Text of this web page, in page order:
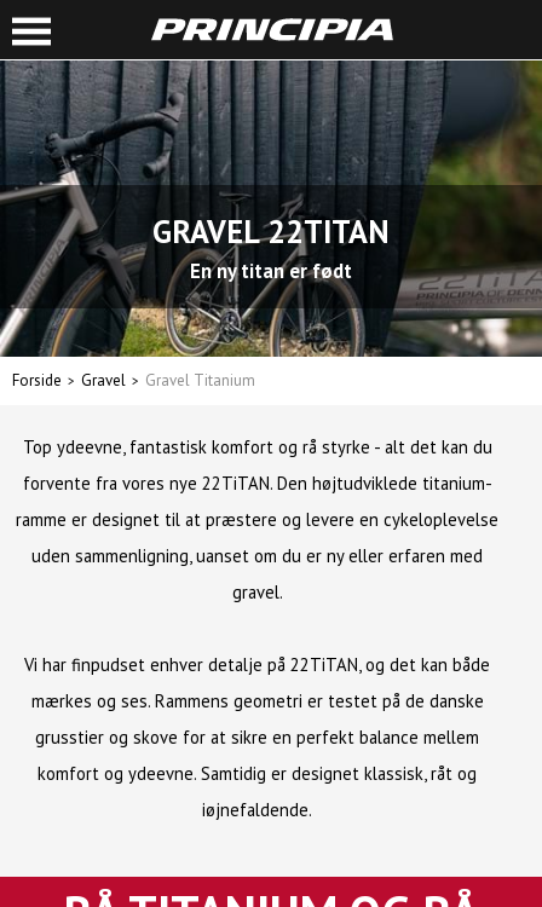
GRAVEL 22TITAN
En ny titan er født
Forside Gravel Gravel Titanium
Top ydeevne, fantastisk komfort og rå styrke - alt det kan du
forvente fra vores nye 22TiTAN. Den højtudviklede titanium-
ramme er designet til at præstere og levere en cykeloplevelse
uden sammenligning, uanset om du er ny eller erfaren med
gravel.
Vi har finpudset enhver detalje på 22TiTAN, og det kan både
mærkes og ses. Rammens geometri er testet på de danske
grusstier og skove for at sikre en perfekt balance mellem
komfort og ydeevne. Samtidig er designet klassisk, råt og
iøjnefaldende.